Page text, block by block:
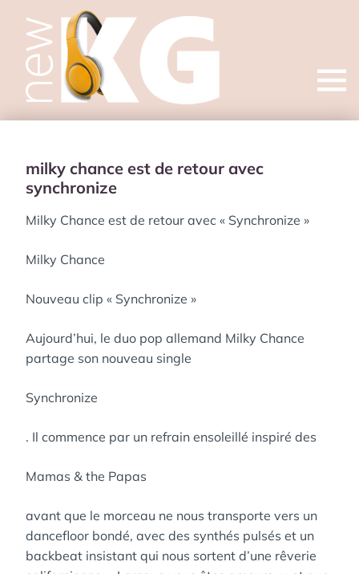
Open
milky chance est de retour avec
synchronize
Milky Chance est de retour avec « Synchronize »
Milky Chance
Nouveau clip « Synchronize »
Aujourd’hui, le duo pop allemand Milky Chance
partage son nouveau single
Synchronize
. Il commence par un refrain ensoleillé inspiré des
Mamas & the Papas
avant que le morceau ne nous transporte vers un
dancefloor bondé, avec des synthés pulsés et un
backbeat insistant qui nous sortent d’une rêverie